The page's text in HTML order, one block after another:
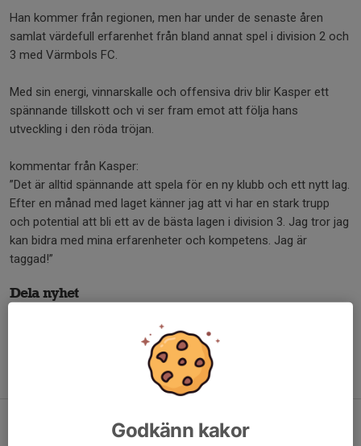
Han kommer från regionen, men har under de senaste åren
samlat värdefull erfarenhet från bland annat spel i division 2 och
3 med Värmbols FC.
Med sin energi, vinnarskalle och offensiva driv blir Kasper ett
spännande tillskott och vi ser fram emot att följa hans
utveckling i den röda tröjan.
kommentar från Kasper:
”Det är alltid spännande att spela för en ny klubb och ett nytt lag.
Efter en månad med laget känner jag att vi har en stark trupp
och potential att bli ett av de bästa lagen i division 3. Jag tror jag
kan bidra med mina erfarenheter och kompetens. Jag är
taggad!”
Dela nyhet
Igår, 19:40Godkänn kakor